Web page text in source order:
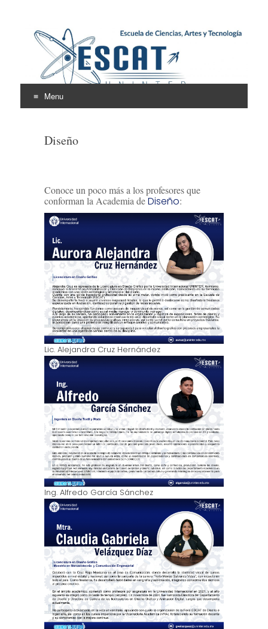
Escuela de Ciencias,
Artes y Tecnología
ESCAT
Menu
contentDiseño
Conoce un poco más a los profesores que
conforman la Academia deDiseño:
Lic. Alejandra Cruz Hernández
Ing. Alfredo García Sánchez